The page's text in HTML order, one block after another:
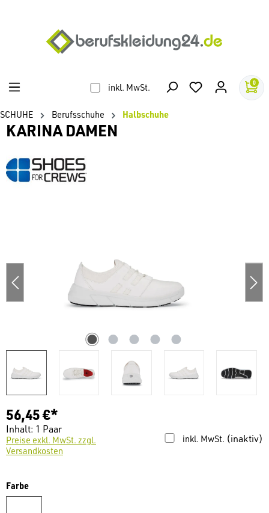
inkl. MwSt. 0
SCHUHE Berufsschuhe Halbschuhe
KARINA DAMEN
56,45 €*
Inhalt: 1 Paar
inkl. MwSt. (inaktiv)
Preise exkl. MwSt. zzgl.
Versandkosten
Farbeauswählen